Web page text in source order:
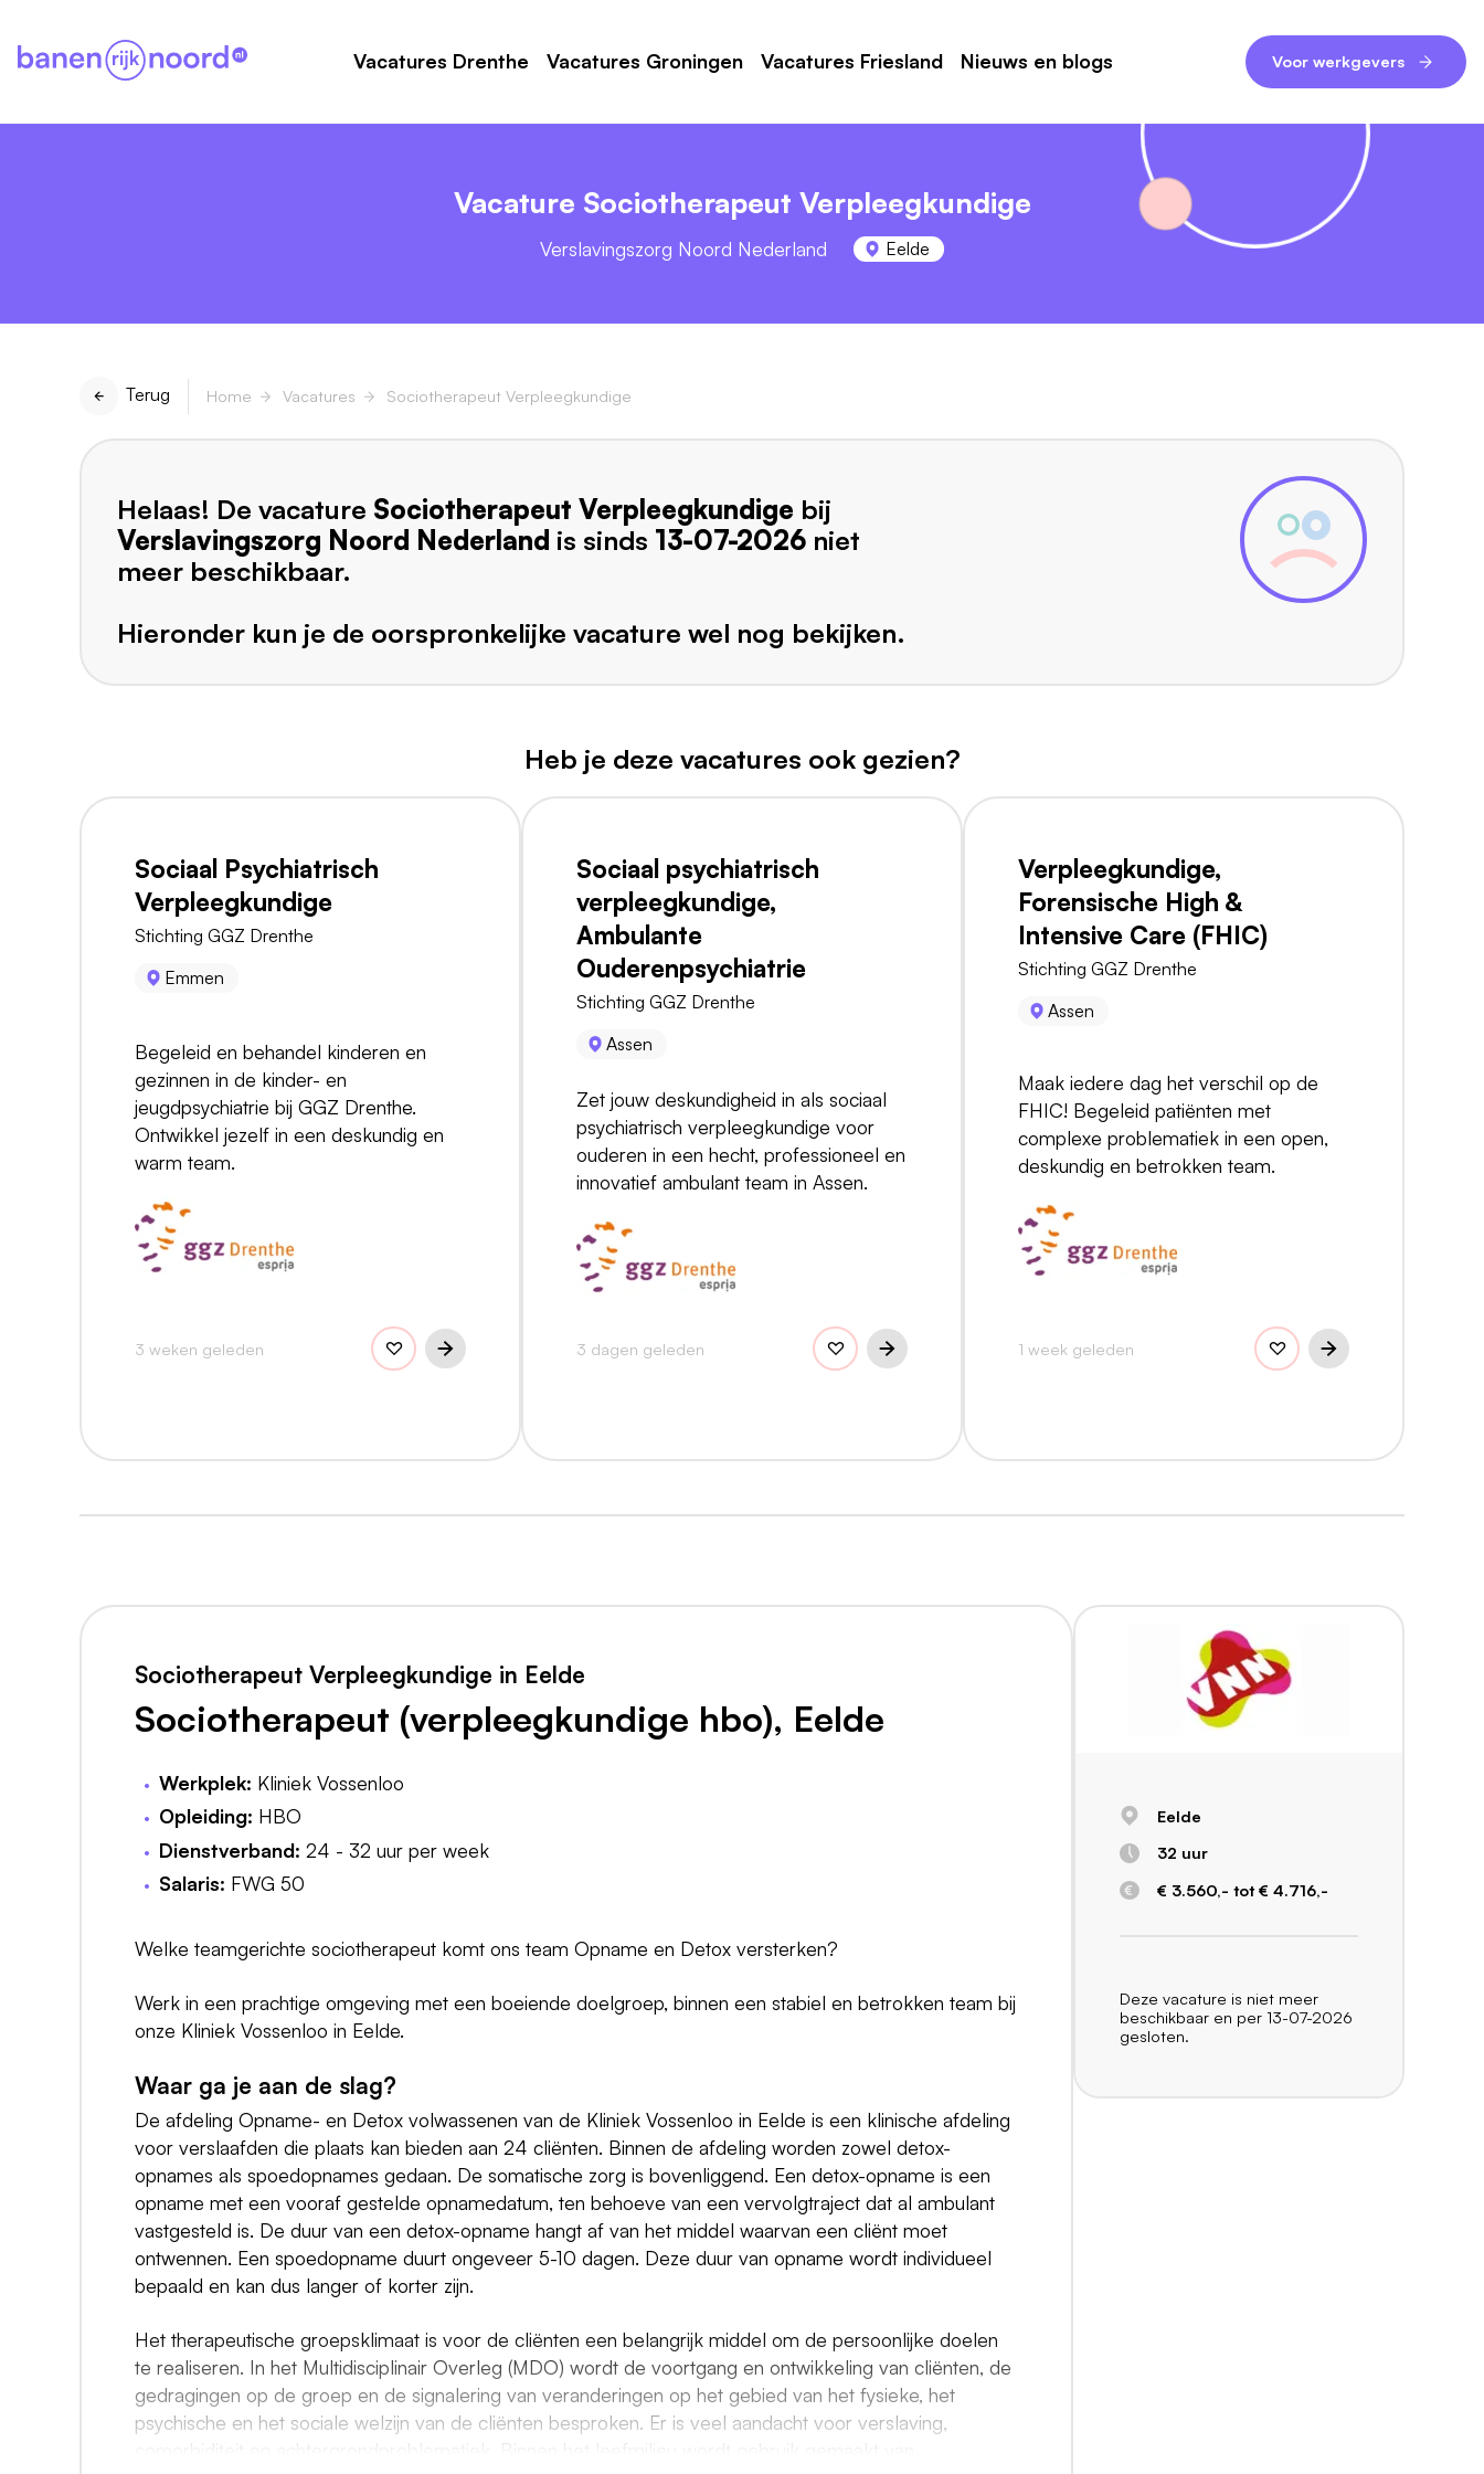
Vacatures Drenthe Vacatures Groningen Vacatures Friesland Nieuws en blogs Voor werkgevers
Vacature Sociotherapeut Verpleegkundige
Verslavingszorg Noord Nederland Eelde
Terug Home Vacatures Sociotherapeut Verpleegkundige
Helaas! De vacature Sociotherapeut Verpleegkundige bij
Verslavingszorg Noord Nederland is sinds 13-07-2026 niet
meer beschikbaar.
Hieronder kun je de oorspronkelijke vacature wel nog bekijken.
Heb je deze vacatures ook gezien?
Sociaal Psychiatrisch
Verpleegkundige
Stichting GGZ Drenthe
Emmen
Begeleid en behandel kinderen en
gezinnen in de kinder- en
jeugdpsychiatrie bij GGZ Drenthe.
Ontwikkel jezelf in een deskundig en
warm team.
3 weken geleden
Sociaal psychiatrisch
verpleegkundige,
Ambulante
Ouderenpsychiatrie
Stichting GGZ Drenthe
Assen
Zet jouw deskundigheid in als sociaal
psychiatrisch verpleegkundige voor
ouderen in een hecht, professioneel en
innovatief ambulant team in Assen.
3 dagen geleden
Verpleegkundige,
Forensische High &
Intensive Care (FHIC)
Stichting GGZ Drenthe
Assen
Maak iedere dag het verschil op de
FHIC! Begeleid patiënten met
complexe problematiek in een open,
deskundig en betrokken team.
1 week geleden
Sociotherapeut Verpleegkundige in Eelde
Sociotherapeut (verpleegkundige hbo), Eelde
Werkplek: Kliniek Vossenloo
Opleiding: HBO
Dienstverband: 24 - 32 uur per week
Salaris: FWG 50
Welke teamgerichte sociotherapeut komt ons team Opname en Detox versterken?
Werk in een prachtige omgeving met een boeiende doelgroep, binnen een stabiel en betrokken team bij
onze Kliniek Vossenloo in Eelde.
Waar ga je aan de slag?
De afdeling Opname- en Detox volwassenen van de Kliniek Vossenloo in Eelde is een klinische afdeling
voor verslaafden die plaats kan bieden aan 24 cliënten. Binnen de afdeling worden zowel detox-
opnames als spoedopnames gedaan. De somatische zorg is bovenliggend. Een detox-opname is een
opname met een vooraf gestelde opnamedatum, ten behoeve van een vervolgtraject dat al ambulant
vastgesteld is. De duur van een detox-opname hangt af van het middel waarvan een cliënt moet
ontwennen. Een spoedopname duurt ongeveer 5-10 dagen. Deze duur van opname wordt individueel
bepaald en kan dus langer of korter zijn.
Het therapeutische groepsklimaat is voor de cliënten een belangrijk middel om de persoonlijke doelen
te realiseren. In het Multidisciplinair Overleg (MDO) wordt de voortgang en ontwikkeling van cliënten, de
gedragingen op de groep en de signalering van veranderingen op het gebied van het fysieke, het
psychische en het sociale welzijn van de cliënten besproken. Er is veel aandacht voor verslaving,
comorbiditeit en achtergrondproblematiek. Binnen het leefmilieu wordt gebruik gemaakt van
Eelde
32 uur
€ 3.560,- tot € 4.716,-
Deze vacature is niet meer
beschikbaar en per 13-07-2026
gesloten.